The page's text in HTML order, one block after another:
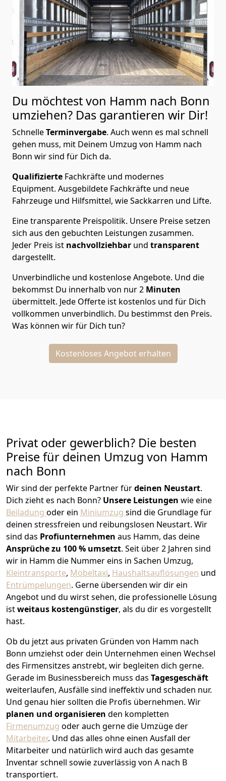
Du möchtest von Hamm nach Bonn
umziehen? Das garantieren wir Dir!
SchnelleTerminvergabe. Auch wenn es mal schnell
gehen muss, mit Deinem Umzug von Hamm nach
Bonn wir sind für Dich da.
Qualifizierte Fachkräfte und modernes
Equipment. Ausgebildete Fachkräfte und neue
Fahrzeuge und Hilfsmittel, wie Sackkarren und Lifte.
Eine transparente Preispolitik. Unsere Preise setzen
sich aus den gebuchten Leistungen zusammen.
Jeder Preis ist nachvollziehbar und transparent
dargestellt.
Unverbindliche und kostenlose Angebote. Und die
bekommst Du innerhalb von nur2 Minuten
übermittelt. Jede Offerte ist kostenlos und für Dich
vollkommen unverbindlich. Du bestimmst den Preis.
Was können wir für Dich tun?
Kostenloses Angebot erhalten
Privat oder gewerblich? Die besten
Preise für deinen Umzug von Hamm
nach Bonn
Wir sind der perfekte Partner fürdeinen Neustart.
Dich zieht es nach Bonn? Unsere Leistungen wie eine
Beiladung oder ein Miniumzug sind die Grundlage für
deinen stressfreien und reibungslosen Neustart. Wir
sind das Profiunternehmen aus Hamm, das deine
Ansprüche zu 100 % umsetzt. Seit über 2 Jahren sind
wir in Hamm die Nummer eins in Sachen Umzug,
Kleintransporte, Möbeltaxi, Haushaltsauflösungen und
Entrümpelungen. Gerne übersenden wir dir ein
Angebot und du wirst sehen, die professionelle Lösung
istweitaus kostengünstiger, als du dir es vorgestellt
hast.
Ob du jetzt aus privaten Gründen von Hamm nach
Bonn umziehst oder dein Unternehmen einen Wechsel
des Firmensitzes anstrebt, wir begleiten dich gerne.
Gerade im Businessbereich muss das Tagesgeschäft
weiterlaufen, Ausfälle sind ineffektiv und schaden nur.
Und genau hier sollten die Profis übernehmen. Wir
planen und organisieren den kompletten
Firmenumzug oder auch gerne die Umzüge der
Mitarbeiter. Und das alles ohne einen Ausfall der
Mitarbeiter und natürlich wird auch das gesamte
Inventar schnell sowie zuverlässig von A nach B
transportiert.